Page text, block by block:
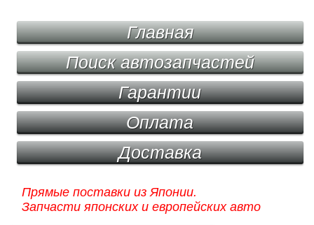
Главная
Поиск автозапчастей
Гарантии
Оплата
Доставка
Прямые поставки из Японии.
Запчасти японских и европейских авто